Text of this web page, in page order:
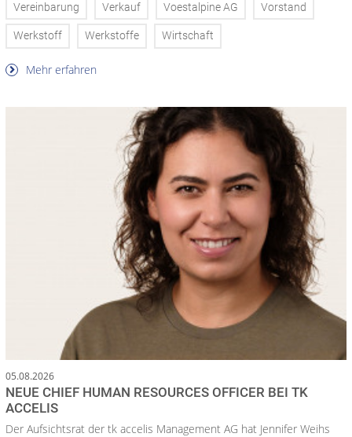
Vereinbarung Verkauf Voestalpine AG Vorstand
Werkstoff Werkstoffe Wirtschaft
Mehr erfahren
05.08.2026
NEUE CHIEF HUMAN RESOURCES OFFICER BEI TK
ACCELIS
Der Aufsichtsrat der tk accelis Management AG hat Jennifer Weihs